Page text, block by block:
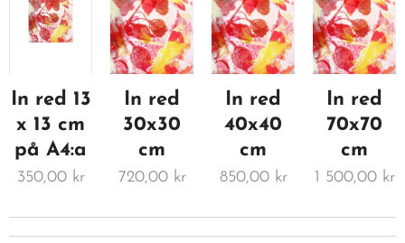
In red 13
x 13 cm
på A4:a
350,00kr
In red
30x30
cm
720,00kr
In red
40x40
cm
850,00kr
In red
70x70
cm
1 500,00kr